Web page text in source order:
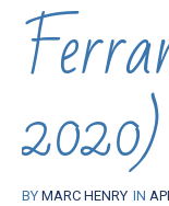
2020)
BY MARC HENRY IN